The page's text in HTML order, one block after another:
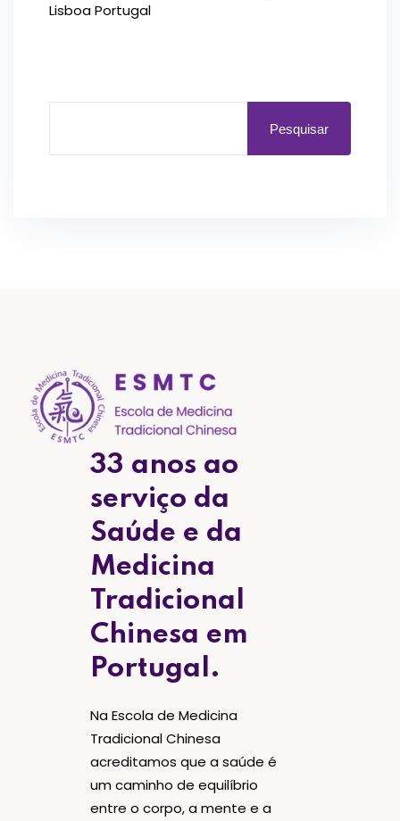
Lisboa Portugal
Pesquisar
33 anos ao
serviço da
Saúde e da
Medicina
Tradicional
Chinesa em
Portugal.
Na Escola de Medicina
Tradicional Chinesa
acreditamos que a saúde é
um caminho de equilíbrio
entre o corpo, a mente e a